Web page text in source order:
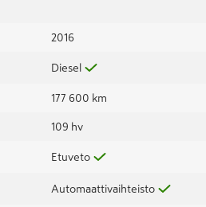
2016
Diesel
177 600 km
109 hv
Etuveto
Automaattivaihteisto